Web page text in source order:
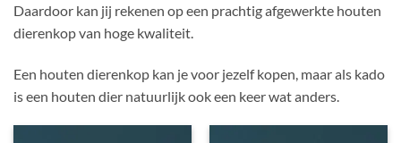
Daardoor kan jij rekenen op een prachtig afgewerkte houten
dierenkop van hoge kwaliteit.
Een houten dierenkop kan je voor jezelf kopen, maar als kado
is een houten dier natuurlijk ook een keer wat anders.